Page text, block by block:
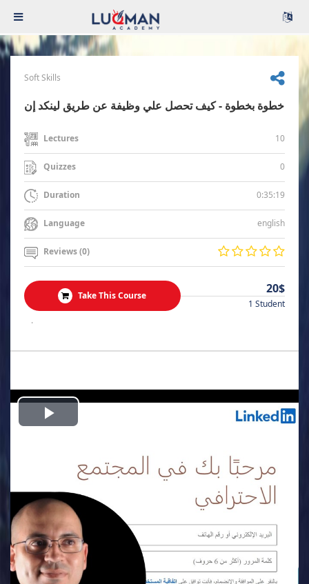
Soft Skills
خطوة بخطوة - كيف تحصل علي وظيفة عن طريق لينكد إن
Lectures 10
Quizzes 0
Duration 0:35:19
Language english
Reviews (0)
Take This Course 20$
1 Student
.
Play
Video